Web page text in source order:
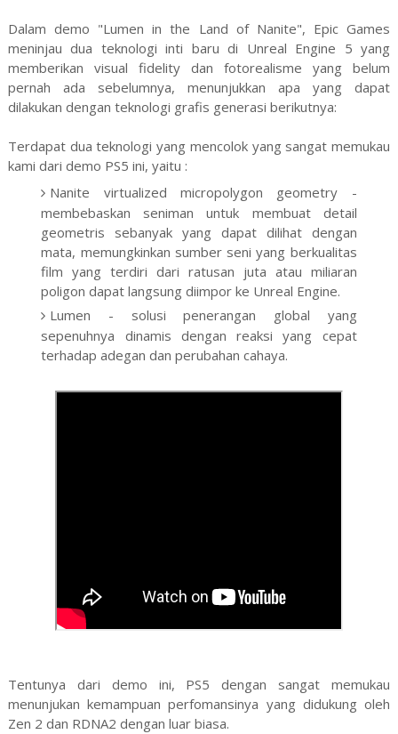
Dalam demo "Lumen in the Land of Nanite", Epic Games
meninjau dua teknologi inti baru di Unreal Engine 5 yang
memberikan visual fidelity dan fotorealisme yang belum
pernah ada sebelumnya, menunjukkan apa yang dapat
dilakukan dengan teknologi grafis generasi berikutnya:
Terdapat dua teknologi yang mencolok yang sangat memukau
kami dari demo PS5 ini, yaitu :
Nanite virtualized micropolygon geometry -
membebaskan seniman untuk membuat detail
geometris sebanyak yang dapat dilihat dengan
mata, memungkinkan sumber seni yang berkualitas
film yang terdiri dari ratusan juta atau miliaran
poligon dapat langsung diimpor ke Unreal Engine.
Lumen - solusi penerangan global yang
sepenuhnya dinamis dengan reaksi yang cepat
terhadap adegan dan perubahan cahaya.
Tentunya dari demo ini, PS5 dengan sangat memukau
menunjukan kemampuan perfomansinya yang didukung oleh
Zen 2 dan RDNA2 dengan luar biasa.